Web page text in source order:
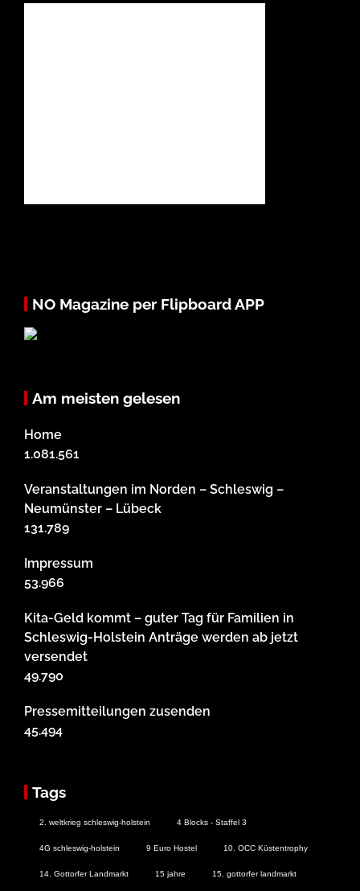
NO Magazine per Flipboard APP
Am meisten gelesen
Home
1.081.561
Veranstaltungen im Norden – Schleswig –
Neumünster – Lübeck
131.789
Impressum
53.966
Kita-Geld kommt – guter Tag für Familien in
Schleswig-Holstein Anträge werden ab jetzt
versendet
49.790
Pressemitteilungen zusenden
45.494
Tags
2. weltkrieg schleswig-holstein 4 Blocks - Staffel 3
4G schleswig-holstein 9 Euro Hostel 10. OCC Küstentrophy
14. Gottorfer Landmarkt 15 jahre 15. gottorfer landmarkt